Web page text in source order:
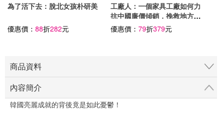
為了活下去：脫北女孩朴研美
優惠價： 88折282元
工廠人：一個家具工廠如何力
抗中國廉價傾銷，挽救地方小
鎮的命運
優惠價：79折379元
商品資料
內容簡介
韓國亮麗成就的背後竟是如此憂鬱！